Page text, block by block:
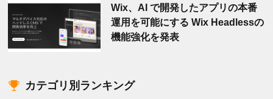
Wix、AI で開発したアプリの本番
運用を可能にする Wix Headlessの
機能強化を発表
カテゴリ別ランキング